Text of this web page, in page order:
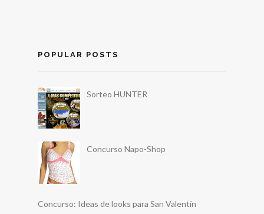
POPULAR POSTS
Sorteo HUNTER
Concurso Napo-Shop
Concurso: Ideas de looks para San Valentín